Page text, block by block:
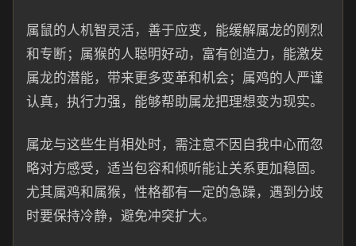
属鼠的人机智灵活，善于应变，能缓解属龙的刚烈
和专断；属猴的人聪明好动，富有创造力，能激发
属龙的潜能，带来更多变革和机会；属鸡的人严谨
认真，执行力强，能够帮助属龙把理想变为现实。
属龙与这些生肖相处时，需注意不因自我中心而忽
略对方感受，适当包容和倾听能让关系更加稳固。
尤其属鸡和属猴，性格都有一定的急躁，遇到分歧
时要保持冷静，避免冲突扩大。